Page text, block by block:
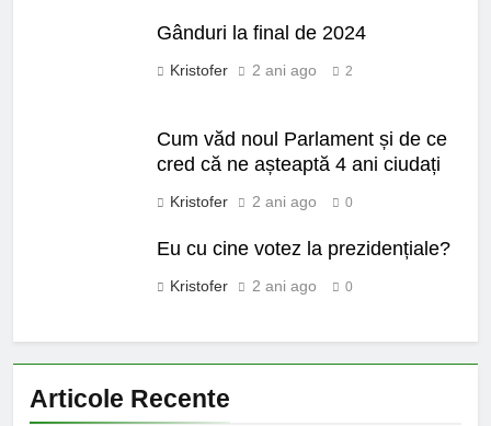
Gânduri la final de 2024
Kristofer 2 ani ago 2
Cum văd noul Parlament și de ce
cred că ne așteaptă 4 ani ciudați
Kristofer 2 ani ago 0
Eu cu cine votez la prezidențiale?
Kristofer 2 ani ago 0
Articole Recente